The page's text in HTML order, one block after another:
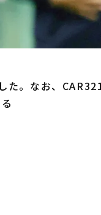
。なお、